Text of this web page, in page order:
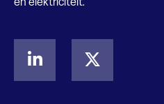
en elektriciteit.